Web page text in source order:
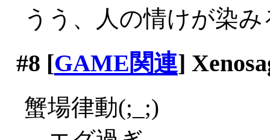
うう、人の情けが染
#8 [GAME関連]
蟹場律動(;_;)